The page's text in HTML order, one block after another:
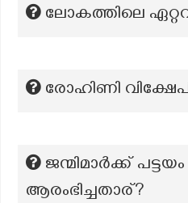
ലോകത്തിലെ
രോഹിണി
ജന്മിമാർക്ക് പട്ടയം
ആരംഭിച്ചതാര്?